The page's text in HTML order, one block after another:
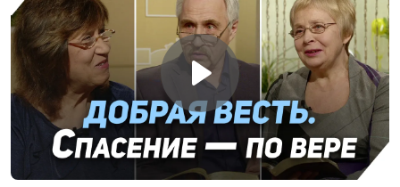
Что значит быть
свободным человеком
Юлия Уткина, Николай
Кунцевич,
священнослужитель и
Елена Варнавская
#167
Могут ли быть
спасены
нерелигиозные люди
(вторая часть)
Юлия Уткина, Николай
Кунцевич,
священнослужитель и
Елена Варнавская
#166